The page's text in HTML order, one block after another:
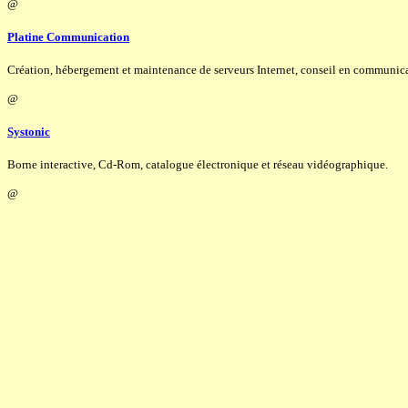
@
Platine Communication
Création, hébergement et maintenance de serveurs Internet, conseil en
@
Systonic
Borne interactive, Cd-Rom, catalogue électronique et réseau vidéographique.
@